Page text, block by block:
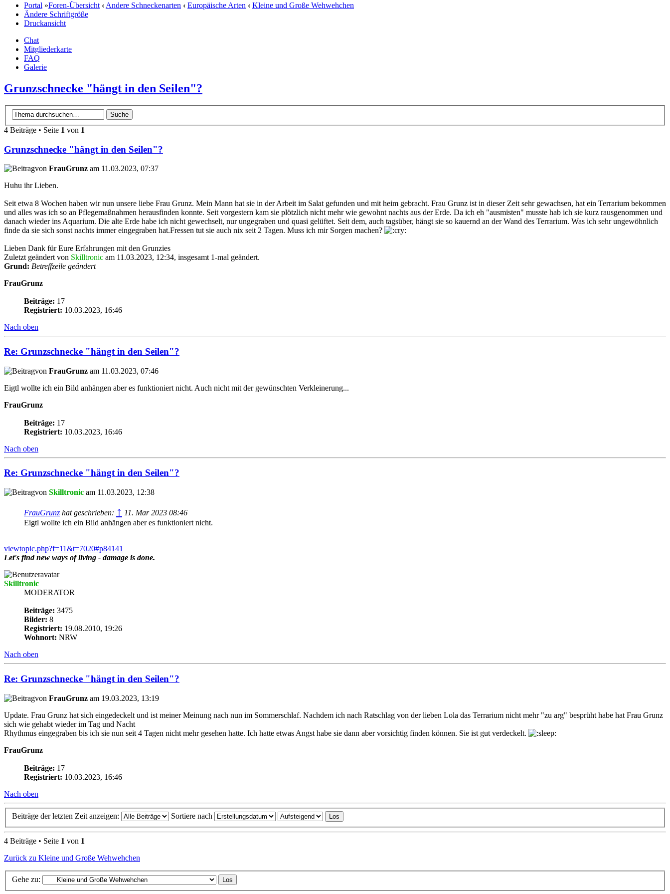
Portal »Foren-Übersicht ‹Andere Schneckenarten ‹ Europäische Arten ‹ Kleine und Große Wehwehchen
Ändere Schriftgröße
Druckansicht
Chat
Mitgliederkarte
FAQ
Galerie
Grunzschnecke "hängt in den Seilen"?
4 Beiträge • Seite 1 von 1
Grunzschnecke "hängt in den Seilen"?
von FrauGrunz am 11.03.2023, 07:37
Huhu ihr Lieben.
Seit etwa 8 Wochen haben wir nun unsere liebe Frau Grunz. Mein Mann hat sie in der Arbeit im Salat gefunden und mit heim gebracht. Frau Grunz ist in dieser Zeit sehr gewachsen, hat ein Terrarium bekommen
und alles was ich so an Pflegemaßnahmen herausfinden konnte. Seit vorgestern kam sie plötzlich nicht mehr wie gewohnt nachts aus der Erde. Da ich eh "ausmisten" musste hab ich sie kurz rausgenommen und
danach wieder ins Aquarium. Die alte Erde habe ich nicht gewechselt, nur ungegraben und quasi gelüftet. Seit dem, auch tagsüber, hängt sie so kauernd an der Wand des Terrarium. Was ich sehr ungewöhnlich
finde da sie sich sonst nachts immer eingegraben hat.Fressen tut sie auch nix seit 2 Tagen. Muss ich mir Sorgen machen?
Lieben Dank für Eure Erfahrungen mit den Grunzies
Zuletzt geändert von Skilltronic am 11.03.2023, 12:34, insgesamt 1-mal geändert.
Grund: Betreffzeile geändert
FrauGrunz
Beiträge: 17
Registriert: 10.03.2023, 16:46
Nach oben
Re: Grunzschnecke "hängt in den Seilen"?
von FrauGrunz am 11.03.2023, 07:46
Eigtl wollte ich ein Bild anhängen aber es funktioniert nicht. Auch nicht mit der gewünschten Verkleinerung...
FrauGrunz
Beiträge: 17
Registriert: 10.03.2023, 16:46
Nach oben
Re: Grunzschnecke "hängt in den Seilen"?
von Skilltronic am 11.03.2023, 12:38
FrauGrunz hat geschrieben: ↑ 11. Mar 2023 08:46
Eigtl wollte ich ein Bild anhängen aber es funktioniert nicht.
viewtopic.php?f=11&t=7020#p84141
Let's find new ways of living - damage is done.
Skilltronic
MODERATOR
Beiträge: 3475
Bilder: 8
Registriert: 19.08.2010, 19:26
Wohnort: NRW
Nach oben
Re: Grunzschnecke "hängt in den Seilen"?
von FrauGrunz am 19.03.2023, 13:19
Update. Frau Grunz hat sich eingedeckelt und ist meiner Meinung nach nun im Sommerschlaf. Nachdem ich nach Ratschlag von der lieben Lola das Terrarium nicht mehr "zu arg" besprüht habe hat Frau Grunz
sich wie gehabt wieder im Tag und Nacht
Rhythmus eingegraben bis ich sie nun seit 4 Tagen nicht mehr gesehen hatte. Ich hatte etwas Angst habe sie dann aber vorsichtig finden können. Sie ist gut verdeckelt.
FrauGrunz
Beiträge: 17
Registriert: 10.03.2023, 16:46
Nach oben
Beiträge der letzten Zeit anzeigen: Sortiere nach
4 Beiträge • Seite 1 von 1
Zurück zu Kleine und Große Wehwehchen
Gehe zu: